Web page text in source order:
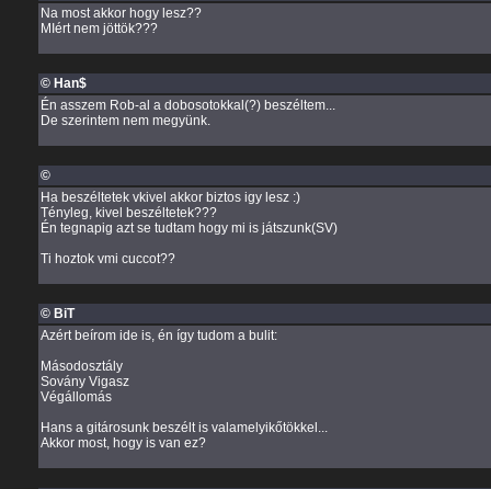
Na most akkor hogy lesz??
MIért nem jöttök???
© Han$
Én asszem Rob-al a dobosotokkal(?) beszéltem...
De szerintem nem megyünk.
©
Ha beszéltetek vkivel akkor biztos igy lesz :)
Tényleg, kivel beszéltetek???
Én tegnapig azt se tudtam hogy mi is játszunk(SV)
Ti hoztok vmi cuccot??
© BiT
Azért beírom ide is, én így tudom a bulit:
Másodosztály
Sovány Vigasz
Végállomás
Hans a gitárosunk beszélt is valamelyikőtökkel...
Akkor most, hogy is van ez?